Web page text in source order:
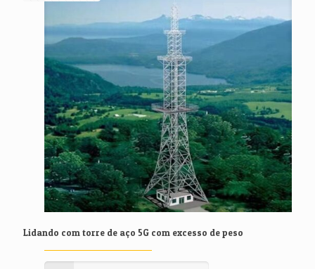
Lidando com torre de aço 5G com excesso de peso